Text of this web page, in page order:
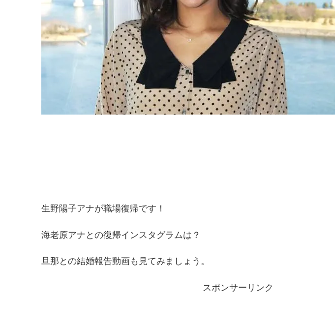
生野陽子アナが職場復帰です！
海老原アナとの復帰インスタグラムは？
旦那との結婚報告動画も見てみましょう。
スポンサーリンク